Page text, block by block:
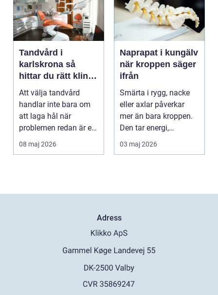
Tandvård i
karlskrona så
hittar du rätt klinik
för långsiktig
munhälsa
Att välja tandvård
handlar inte bara om
att laga hål när
problemen redan är ett
faktum. Det handlar ...
08 maj 2026
Naprapat i kungälv
när kroppen säger
ifrån
Smärta i rygg, nacke
eller axlar påverkar
mer än bara kroppen.
Den tar energi,
koncentration och
03 maj 2026
Adress